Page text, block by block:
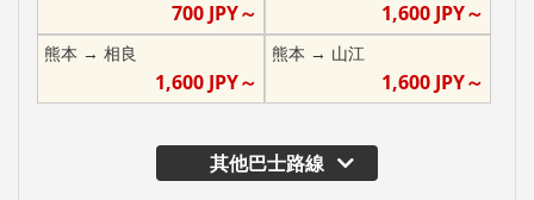
700JPY～ 1,600 JPY～
熊本 → 相良
1,600JPY～
熊本 → 山江
1,600 JPY～
其他巴士路線